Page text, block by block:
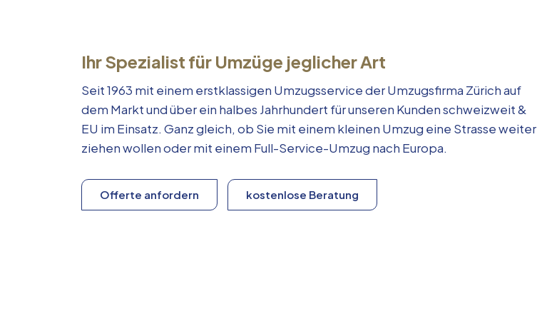
Ihr Spezialist für Umzüge jeglicher Art
Seit 1963 mit einem erstklassigen Umzugsservice der Umzugsfirma Zürich auf
dem Markt und über ein halbes Jahrhundert für unseren Kunden schweizweit &
EU im Einsatz. Ganz gleich, ob Sie mit einem kleinen Umzug eine Strasse weiter
ziehen wollen oder mit einem Full-Service-Umzug nach Europa.
Offerte anfordern kostenlose Beratung